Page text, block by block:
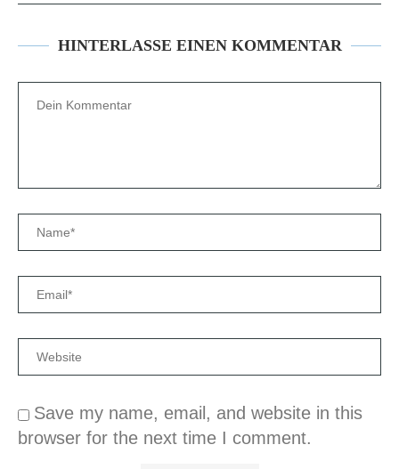
HINTERLASSE EINEN KOMMENTAR
Save my name, email, and website in this
browser for the next time I comment.